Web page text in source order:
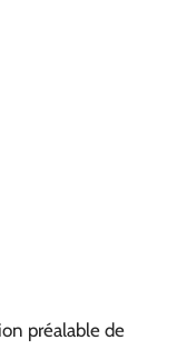
préalable de